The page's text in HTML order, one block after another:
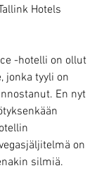
Hotels
-hotelli on ollut
jonka tyyli on
En nyt
on
silmiä.